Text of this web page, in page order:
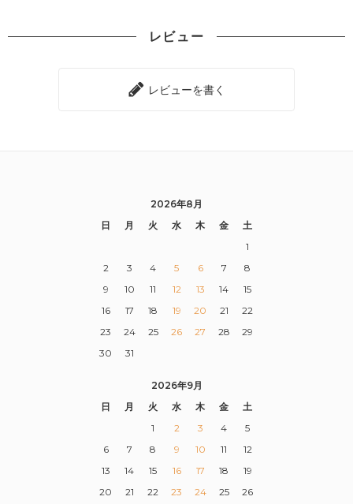
レビュー
レビューを書く
2026年8月
日
月 火 水 木 金
土
1
2
3 4 5 6 7
8
9
10 11 12 13 14
15
16
17 18 19 20 21
22
23
24 25 26 27 28
29
30
31
2026年9月
日
月 火 水 木 金
土
1
2 3 4
5
6
7 8 9 10 11
12
13
14 15 16 17 18
19
20
21 22 23 24 25
26